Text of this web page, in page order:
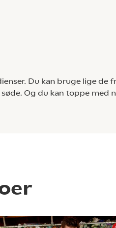
Du kan bruge lige de
Og du kan toppe med